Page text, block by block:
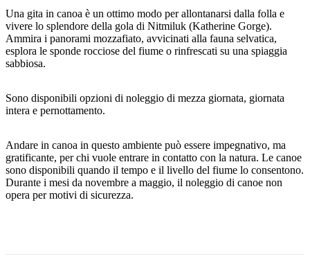
Cerca:
Una gita in canoa è un ottimo modo per allontanarsi dalla folla e
vivere lo splendore della gola di Nitmiluk (Katherine Gorge).
Ammira i panorami mozzafiato, avvicinati alla fauna selvatica,
esplora le sponde rocciose del fiume o rinfrescati su una spiaggia
sabbiosa.
Sono disponibili opzioni di noleggio di mezza giornata, giornata
intera e pernottamento.
Andare in canoa in questo ambiente può essere impegnativo, ma
gratificante, per chi vuole entrare in contatto con la natura. Le canoe
sono disponibili quando il tempo e il livello del fiume lo consentono.
Durante i mesi da novembre a maggio, il noleggio di canoe non
opera per motivi di sicurezza.